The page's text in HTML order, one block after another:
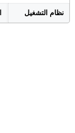
نظام التشغيل